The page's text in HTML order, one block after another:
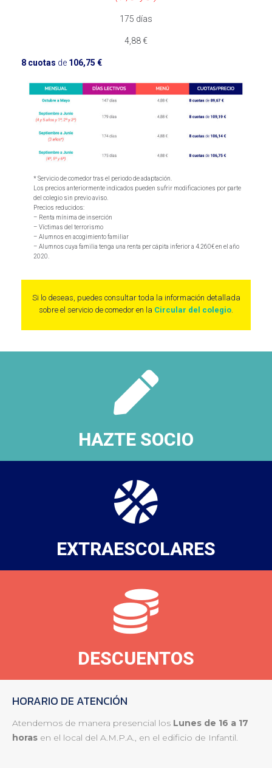
175 días
4,88 €
8 cuotas de 106,75 €
* Servicio de comedor tras el periodo de adaptación.
Los precios anteriormente indicados pueden sufrir modificaciones por parte
del colegio sin previo aviso.
Precios reducidos:
– Renta mínima de inserción
– Víctimas del terrorismo
– Alumnos en acogimiento familiar
– Alumnos cuya familia tenga una renta per cápita inferior a 4.260€ en el año
2020.
Si lo deseas, puedes consultar toda la información detallada
sobre el servicio de comedor en la Circular del colegio
HAZTE SOCIO
EXTRAESCOLARES
DESCUENTOS
HORARIO DE ATENCIÓN
Atendemos de manera presencial los Lunes de 16 a 17
horas en el local del A.M.P.A., en el edificio de Infantil.